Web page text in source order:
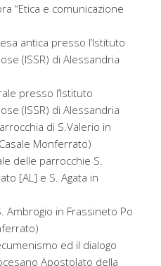
“Etica e comunicazione
antica presso l’Istituto
(ISSR) di Alessandria
presso l’Istituto
(ISSR) di Alessandria
di S.Valerio in
Monferrato)
delle parrocchie S.
[AL] e S. Agata in
Ambrogio in Frassineto Po
ed il dialogo
Apostolato della